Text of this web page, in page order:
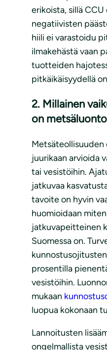
erikoista, sillä CCU
negatiivisten
hiili ei varastoidu
ilmakehästä vaan
tuotteiden
pitkäikäisyydellä
2. Millainen
on
Metsäteollisuuden
juurikaan arvioida
tai vesistöihin.
jatkuvaa
tavoite on hyvin
huomioidaan
jatkuvapeitteinen
Suomessa on.
prosentilla
vesistöihin.
mukaan
luopua kokonaan
Lannoitusten
ongelmallista